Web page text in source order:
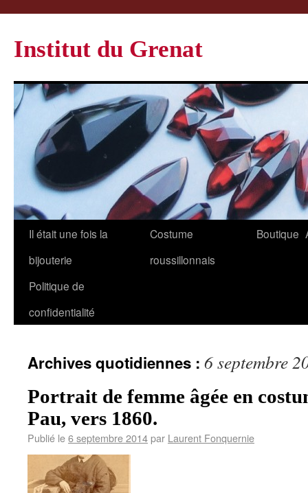
Institut du Grenat
Il était une fois la
bijouterie
Costume
roussillonnais
Boutique
Politique de
confidentialité
Archives quotidiennes : 6 septembre
Portrait de femme âgée en
Pau, vers 1860.
Publié le6 septembre 2014par Laurent Fonquernie